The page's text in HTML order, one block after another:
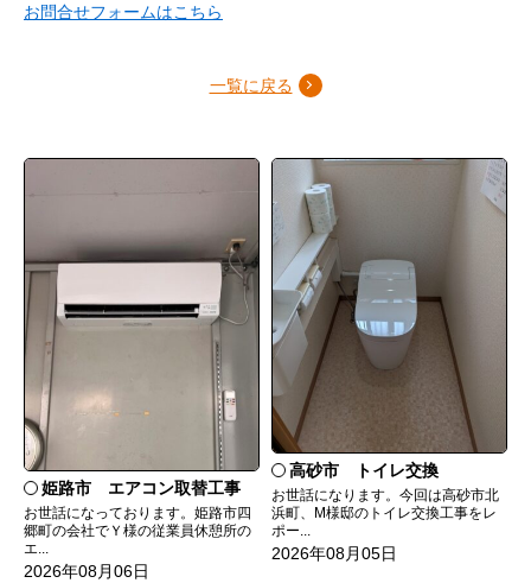
お問合せフォームはこちら
一覧に戻る
姫路市 エアコン取替工事
お世話になっております。姫路市四
郷町の会社でＹ様の従業員休憩所の
エ...
2026年08月06日
高砂市 トイレ交換
お世話になります。今回は高砂市北
浜町、M様邸のトイレ交換工事をレ
ポー...
2026年08月05日